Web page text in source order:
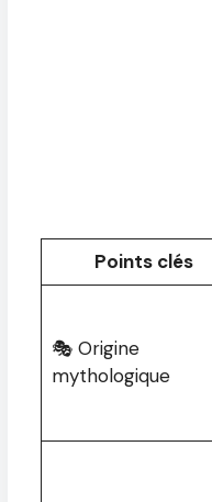
Points clés
🎭 Origine
mythologique